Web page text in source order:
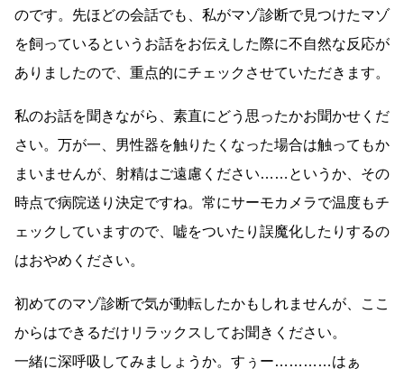
のです。先ほどの会話でも、私がマゾ診断で見つけたマゾ
を飼っているというお話をお伝えした際に不自然な反応が
ありましたので、重点的にチェックさせていただきます。
私のお話を聞きながら、素直にどう思ったかお聞かせくだ
さい。万が一、男性器を触りたくなった場合は触ってもか
まいませんが、射精はご遠慮ください……というか、その
時点で病院送り決定ですね。常にサーモカメラで温度もチ
ェックしていますので、嘘をついたり誤魔化したりするの
はおやめください。
初めてのマゾ診断で気が動転したかもしれませんが、ここ
からはできるだけリラックスしてお聞きください。
一緒に深呼吸してみましょうか。すぅー…………はぁ